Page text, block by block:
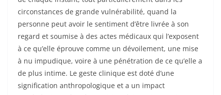
circonstances de grande vulnérabilité, quand la
personne peut avoir le sentiment d’être livrée à son
regard et soumise à des actes médicaux qui l’exposent
à ce qu’elle éprouve comme un dévoilement, une mise
à nu impudique, voire à une pénétration de ce qu’elle a
de plus intime. Le geste clinique est doté d’une
signification anthropologique et a un impact